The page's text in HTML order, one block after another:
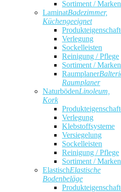
Sortiment / Marken
LaminatBadezimmer,
Küchengeeignet
Verlegung
Sockelleisten
Reinigung / Pflege
Sortiment / Marken
Raumplaner
Raumplaner
NaturbödenLinoleum,
Kork
Verlegung
Klebstoffsysteme
Versiegelung
Sockelleisten
Reinigung / Pflege
Sortiment / Marken
ElastischElastische
Bodenbeläge